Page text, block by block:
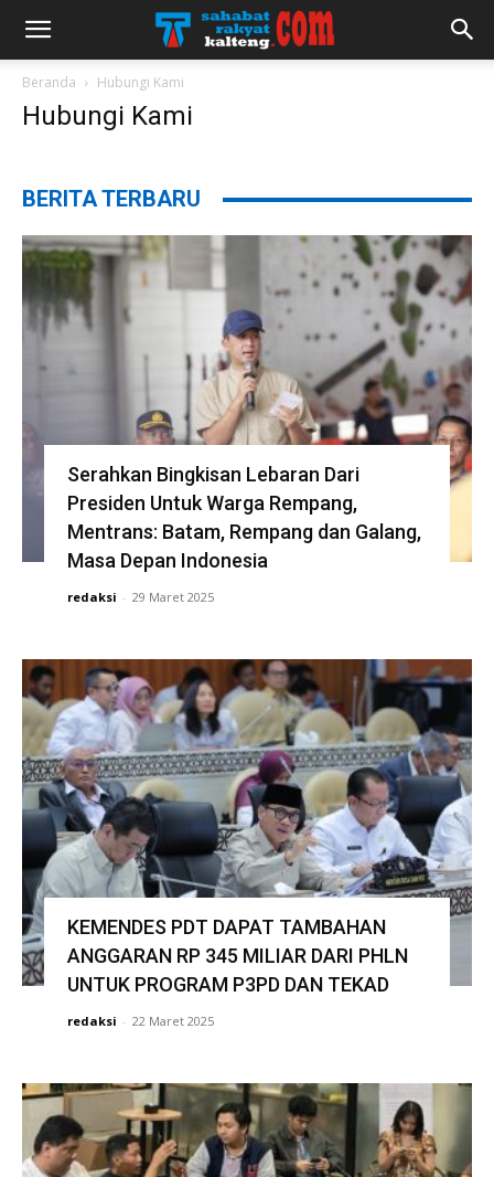
Beranda Hubungi Kami
Hubungi Kami
BERITA TERBARU
Serahkan Bingkisan Lebaran Dari
Presiden Untuk Warga Rempang,
Mentrans: Batam, Rempang dan Galang,
Masa Depan Indonesia
redaksi - 29 Maret 2025
KEMENDES PDT DAPAT TAMBAHAN
ANGGARAN RP 345 MILIAR DARI PHLN
UNTUK PROGRAM P3PD DAN TEKAD
redaksi - 22 Maret 2025